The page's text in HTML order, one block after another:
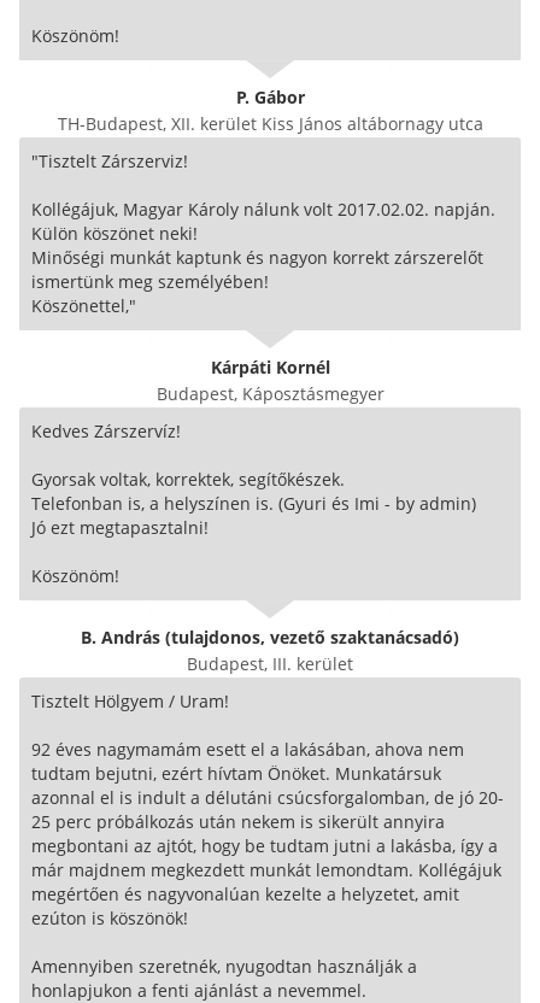
Köszönöm!
P. Gábor
TH-Budapest, XII. kerület Kiss János altábornagy utca
"Tisztelt Zárszerviz!
Kollégájuk, Magyar Károly nálunk volt 2017.02.02. napján.
Külön köszönet neki!
Minőségi munkát kaptunk és nagyon korrekt zárszerelőt
ismertünk meg személyében!
Köszönettel,"
Kárpáti Kornél
Budapest, Káposztásmegyer
Kedves Zárszervíz!
Gyorsak voltak, korrektek, segítőkészek.
Telefonban is, a helyszínen is. (Gyuri és Imi - by admin)
Jó ezt megtapasztalni!
Köszönöm!
B. András (tulajdonos, vezető szaktanácsadó)
Budapest, III. kerület
Tisztelt Hölgyem / Uram!
92 éves nagymamám esett el a lakásában, ahova nem
tudtam bejutni, ezért hívtam Önöket. Munkatársuk
azonnal el is indult a délutáni csúcsforgalomban, de jó 20-
25 perc próbálkozás után nekem is sikerült annyira
megbontani az ajtót, hogy be tudtam jutni a lakásba, így a
már majdnem megkezdett munkát lemondtam. Kollégájuk
megértően és nagyvonalúan kezelte a helyzetet, amit
ezúton is köszönök!
Amennyiben szeretnék, nyugodtan használják a
honlapjukon a fenti ajánlást a nevemmel.